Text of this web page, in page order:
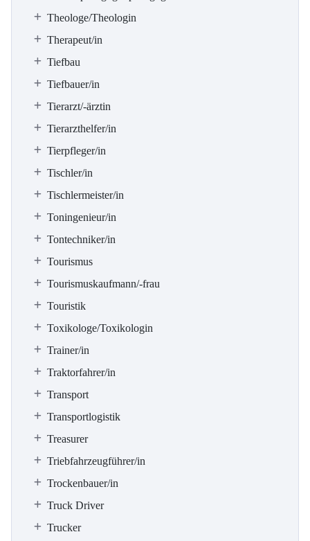
Theologe/Theologin
Therapeut/in
Tiefbau
Tiefbauer/in
Tierarzt/-ärztin
Tierarzthelfer/in
Tierpfleger/in
Tischler/in
Tischlermeister/in
Toningenieur/in
Tontechniker/in
Tourismus
Tourismuskaufmann/-frau
Touristik
Toxikologe/Toxikologin
Trainer/in
Traktorfahrer/in
Transport
Transportlogistik
Treasurer
Triebfahrzeugführer/in
Trockenbauer/in
Truck Driver
Trucker